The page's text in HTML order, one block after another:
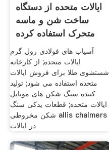
ایالات متحده از دستگاه
ساخت شن و ماسه
متحرک استفاده کرده
است
آسیاب های فولادی رول گرم
ایالات متحده; از کارخانه
شستشوی طلا برای فروش ایالات
متحده استفاده می شود; تولید
کننده سنگ شکن های موبایل
ایالات متحده; قطعات یدکی سنگ
شکن مخروطی allis chalmers
در ایالات